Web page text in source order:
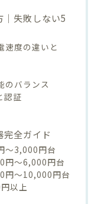
失敗しない5
速度の違いと
のバランス
認証
全ガイド
〜3,000円台
円〜6,000円台
円〜10,000円台
以上